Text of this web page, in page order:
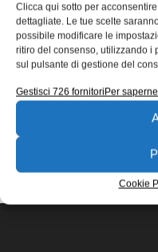
Clicca qui sotto per
dettagliate. Le tue scelte
possibile modificare le
ritiro del consenso, utilizzando i
sul pulsante di gestione del
Gestisci 726 fornitoriPer
Cookie